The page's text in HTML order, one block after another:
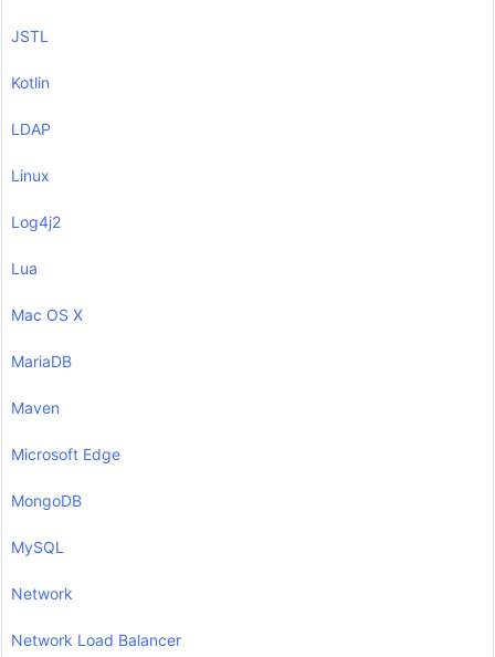
JSTL
Kotlin
LDAP
Linux
Log4j2
Lua
Mac OS X
MariaDB
Maven
Microsoft Edge
MongoDB
MySQL
Network
Network Load Balancer